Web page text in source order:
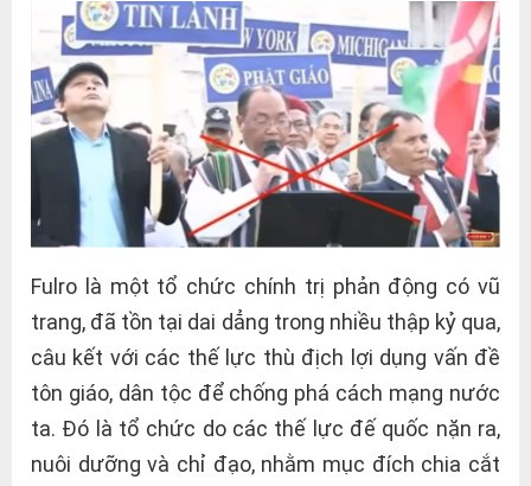
Fulro là một tổ chức chính trị phản động có vũ
trang, đã tồn tại dai dẳng trong nhiều thập kỷ qua,
câu kết với các thế lực thù địch lợi dụng vấn đề
tôn giáo, dân tộc để chống phá cách mạng nước
ta. Đó là tổ chức do các thế lực đế quốc nặn ra,
nuôi dưỡng và chỉ đạo, nhằm mục đích chia cắt